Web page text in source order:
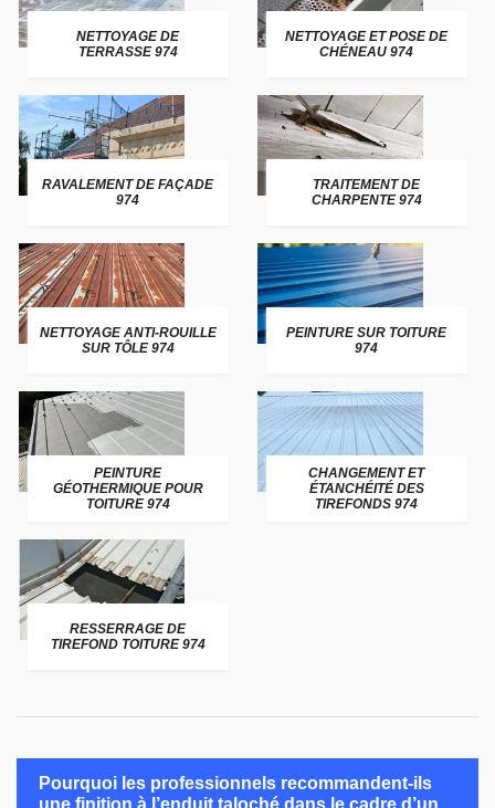
NETTOYAGE DE
TERRASSE 974
NETTOYAGE ET POSE DE
CHÉNEAU 974
RAVALEMENT DE FAÇADE
974
TRAITEMENT DE
CHARPENTE 974
NETTOYAGE ANTI-ROUILLE
SUR TÔLE 974
PEINTURE SUR TOITURE
974
PEINTURE
GÉOTHERMIQUE POUR
TOITURE 974
CHANGEMENT ET
ÉTANCHÉITÉ DES
TIREFONDS 974
RESSERRAGE DE
TIREFOND TOITURE 974
Pourquoi les professionnels recommandent-ils
une finition à l’enduit taloché dans le cadre d’un